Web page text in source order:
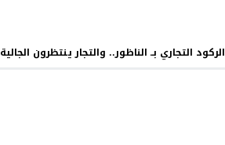
الركود التجاري بــ الناظور.. والتجار ينتظرون الجالية